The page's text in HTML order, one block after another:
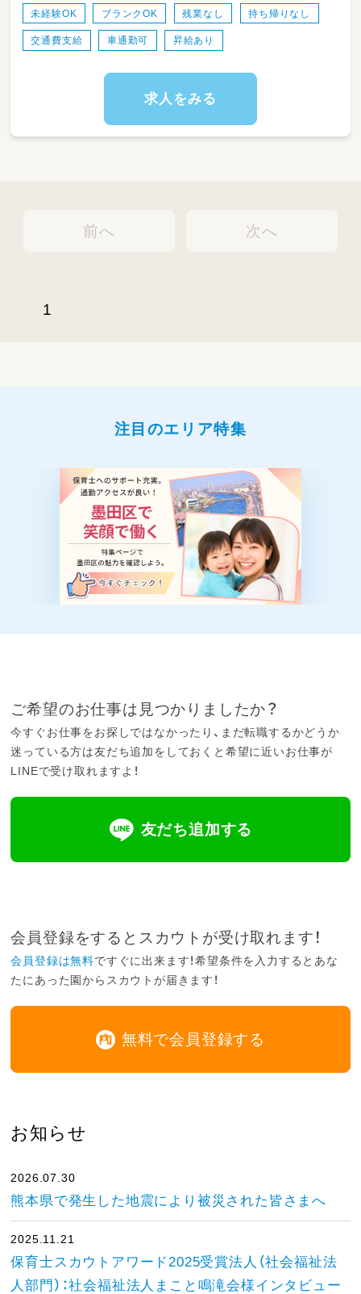
未経験OK ブランクOK 残業なし 持ち帰りなし
交通費支給 車通勤可 昇給あり
求人をみる
前へ
1
次へ
注目のエリア特集
ご希望のお仕事は見つかりましたか？
今すぐお仕事をお探しではなかったり、まだ転職するかどうか
迷っている方は友だち追加をしておくと希望に近いお仕事が
LINEで受け取れますよ！
友だち追加する
会員登録をするとスカウトが受け取れます！
会員登録は無料ですぐに出来ます！希望条件を入力するとあな
たにあった園からスカウトが届きます！
無料で会員登録する
お知らせ
2026.07.30
熊本県で発生した地震により被災された皆さまへ
2025.11.21
保育士スカウトアワード2025受賞法人（社会福祉法
人部門）：社会福祉法人まこと鳴滝会様インタビュー